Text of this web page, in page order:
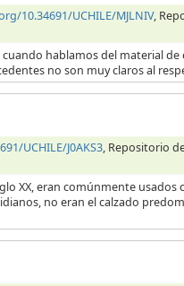
10.34691/UCHILE/MJLNIV,
hablamos del material de
no son muy claros al
UCHILE/J0AKS3, Repositorio
XX, eran comúnmente usados
no eran el calzado